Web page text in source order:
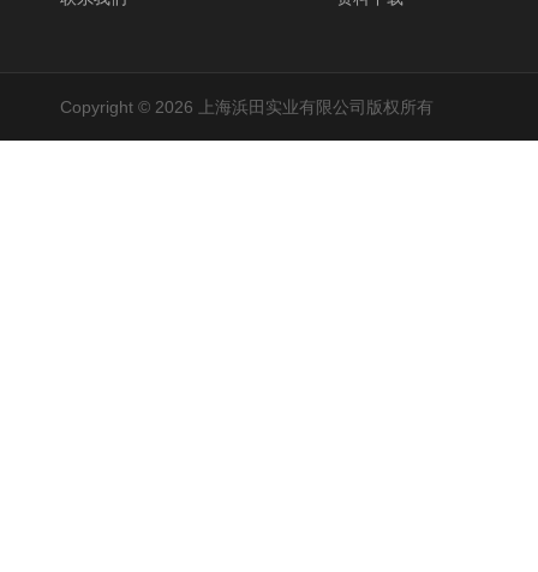
Copyright © 2026 上海浜田实业有限公司版权所有